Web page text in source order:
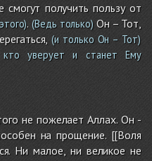
смогут получить пользу от
. (Ведь только)Он – Тот,
(и только Он – Тот)
уверует и станет Ему
не пожелает Аллах. Он -
на прощение. [[Воля
Ни малое, ни великое не